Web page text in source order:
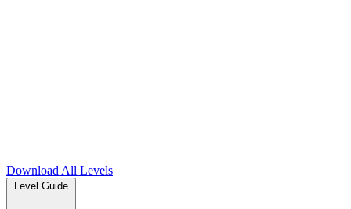
Download All Levels
Level Guide